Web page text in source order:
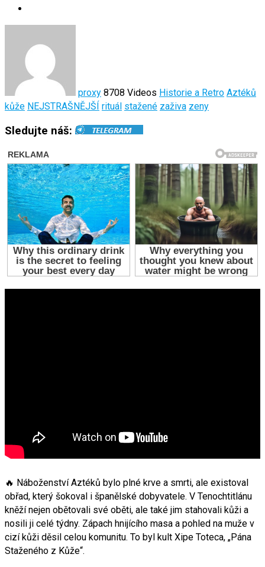
proxy 8708 Videos Historie a Retro Aztéků
kůže NEJSTRAŠNĚJŠÍ rituál stažené zaživa zeny
Sledujte náš:
🔥 Náboženství Aztéků bylo plné krve a smrti, ale existoval
obřad, který šokoval i španělské dobyvatele. V Tenochtitlánu
kněží nejen obětovali své oběti, ale také jim stahovali kůži a
nosili ji celé týdny. Zápach hnijícího masa a pohled na muže v
cizí kůži děsil celou komunitu. To byl kult Xipe Toteca, „Pána
Staženého z Kůže“.